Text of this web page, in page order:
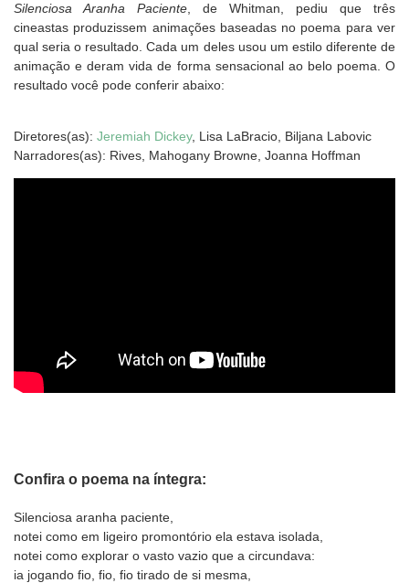
Silenciosa Aranha Paciente , de Whitman, pediu que três
cineastas produzissem animações baseadas no poema para ver
qual seria o resultado. Cada um deles usou um estilo diferente de
animação e deram vida de forma sensacional ao belo poema. O
resultado você pode conferir abaixo:
Diretores(as): Jeremiah Dickey, Lisa LaBracio, Biljana Labovic
Narradores(as): Rives, Mahogany Browne, Joanna Hoffman
Confira o poema na íntegra:
Silenciosa aranha paciente,
notei como em ligeiro promontório ela estava isolada,
notei como explorar o vasto vazio que a circundava:
ia jogando fio, fio, fio tirado de si mesma,